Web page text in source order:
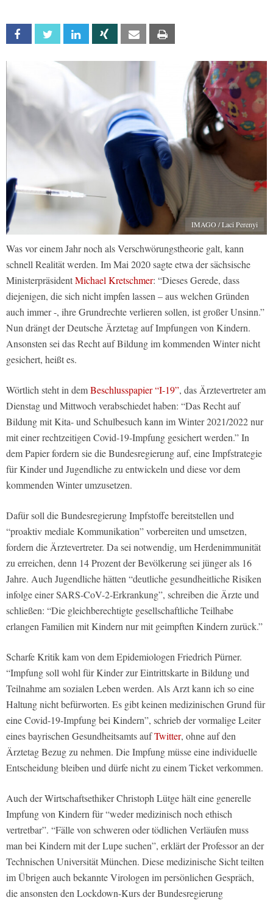
Facebook Twitter Linkedin Xing Email
IMAGO / Laci Perenyi
Was vor einem Jahr noch als Verschwörungstheorie galt, kann
schnell Realität werden. Im Mai 2020 sagte etwa der sächsische
MinisterpräsidentMichael Kretschmer: “Dieses Gerede, dass
diejenigen, die sich nicht impfen lassen – aus welchen Gründen
auch immer -, ihre Grundrechte verlieren sollen, ist großer Unsinn.”
Nun drängt der Deutsche Ärztetag auf Impfungen von Kindern.
Ansonsten sei das Recht auf Bildung im kommenden Winter nicht
gesichert, heißt es.
Wörtlich steht in demBeschlusspapier “I-19”, das Ärztevertreter am
Dienstag und Mittwoch verabschiedet haben: “Das Recht auf
Bildung mit Kita- und Schulbesuch kann im Winter 2021/2022 nur
mit einer rechtzeitigen Covid-19-Impfung gesichert werden.” In
dem Papier fordern sie die Bundesregierung auf, eine Impfstrategie
für Kinder und Jugendliche zu entwickeln und diese vor dem
kommenden Winter umzusetzen.
Dafür soll die Bundesregierung Impfstoffe bereitstellen und
“proaktiv mediale Kommunikation” vorbereiten und umsetzen,
fordern die Ärztevertreter. Da sei notwendig, um Herdenimmunität
zu erreichen, denn 14 Prozent der Bevölkerung sei jünger als 16
Jahre. Auch Jugendliche hätten “deutliche gesundheitliche Risiken
infolge einer SARS-CoV-2-Erkrankung”, schreiben die Ärzte und
schließen: “Die gleichberechtigte gesellschaftliche Teilhabe
erlangen Familien mit Kindern nur mit geimpften Kindern zurück.”
Scharfe Kritik kam von dem Epidemiologen Friedrich Pürner.
“Impfung soll wohl für Kinder zur Eintrittskarte in Bildung und
Teilnahme am sozialen Leben werden. Als Arzt kann ich so eine
Haltung nicht befürworten. Es gibt keinen medizinischen Grund für
eine Covid-19-Impfung bei Kindern”, schrieb der vormalige Leiter
eines bayrischen Gesundheitsamts aufTwitter, ohne auf den
Ärztetag Bezug zu nehmen. Die Impfung müsse eine individuelle
Entscheidung bleiben und dürfe nicht zu einem Ticket verkommen.
Auch der Wirtschaftsethiker Christoph Lütge hält eine generelle
Impfung von Kindern für “weder medizinisch noch ethisch
vertretbar”. “Fälle von schweren oder tödlichen Verläufen muss
man bei Kindern mit der Lupe suchen”, erklärt der Professor an der
Technischen Universität München. Diese medizinische Sicht teilten
im Übrigen auch bekannte Virologen im persönlichen Gespräch,
die ansonsten den Lockdown-Kurs der Bundesregierung